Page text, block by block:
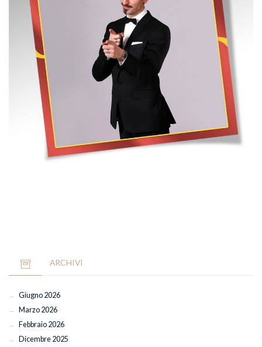
ARCHIVI
Giugno 2026
Marzo 2026
Febbraio 2026
Dicembre 2025